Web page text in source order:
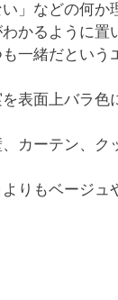
」などの何か
かるように置
一緒だとい
表面上バラ色
カーテン、ク
りもベージュ